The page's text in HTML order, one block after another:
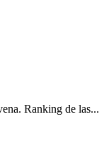
Ranking de las...